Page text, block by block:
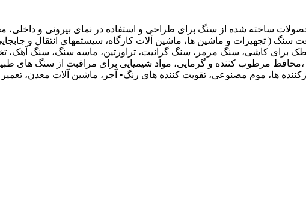
ساخته شده از سنگ برای طراحی و استفاده در نمای بیرونی و
سنگ ( تجهیزات و ماشین ها، ماشین آلات کارگاه، سیستمهای انتقال و
کاشی، سنگ مرمر، سنگ گرانیت، تراورتین، ماسه سنگ، سنگ آهک،
مرطوب کننده و گرمایی، مواد شیمیایی برای مراقبت از سنگ های
ها، موم مصنوعی، تقویت کننده های رنگ• آجر، ماشین آلات معدن،